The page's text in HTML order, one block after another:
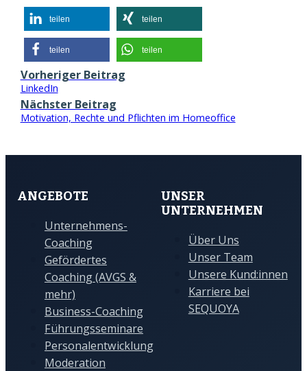
teilen teilen
teilen teilen
Vorheriger Beitrag
LinkedIn
Nächster Beitrag
Motivation, Rechte und Pflichten im Homeoffice
ANGEBOTE
Unternehmens-
Coaching
Gefördertes
Coaching (AVGS &
mehr)
Business-Coaching
Führungsseminare
Personalentwicklung
Moderation
UNSER
UNTERNEHMEN
Über Uns
Unser Team
Unsere Kund:innen
Karriere bei
SEQUOYA